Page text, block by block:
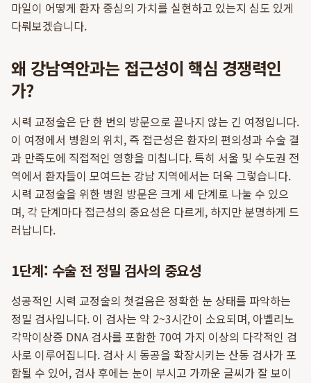
마일이 어떻게 환자 중심의 가치를 실현하고 있는지 심도 있게
다뤄보겠습니다.
왜 강남역안과는 접근성이 핵심 경쟁력인
가?
시력 교정술은 단 한 번의 방문으로 끝나지 않는 긴 여정입니다.
이 여정에서 병원의 위치, 즉 접근성은 환자의 편의성과 수술 결
과 만족도에 직접적인 영향을 미칩니다. 특히 서울 및 수도권 전
역에서 환자들이 모여드는 강남 지역에서는 더욱 그렇습니다.
시력 교정술을 위한 병원 방문은 크게 세 단계로 나눌 수 있으
며, 각 단계마다 접근성의 중요성은 다르게, 하지만 분명하게 드
러납니다.
1단계: 수술 전 정밀 검사의 중요성
성공적인 시력 교정술의 첫걸음은 정확한 눈 상태를 파악하는
정밀 검사입니다. 이 검사는 약 2~3시간이 소요되며, 아벨리노
각막이상증 DNA 검사를 포함한 70여 가지 이상의 다각적인 검
사로 이루어집니다. 검사 시 동공을 확장시키는 산동 검사가 포
함될 수 있어, 검사 후에는 눈이 부시고 가까운 글씨가 잘 보이